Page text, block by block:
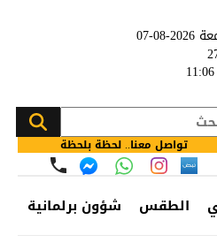
08-07
تواصل معنا.. لحظة بلحظة
الطقس شؤون برلمانية